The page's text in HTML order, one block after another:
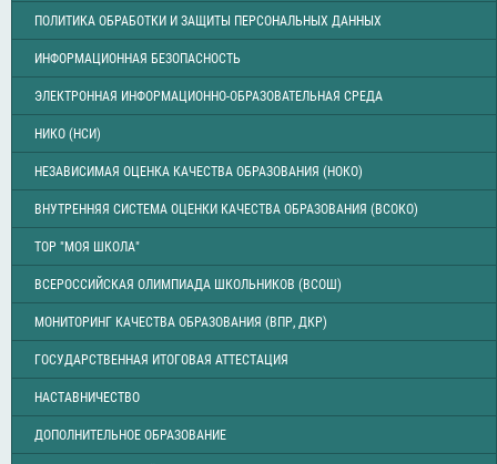
ПОЛИТИКА ОБРАБОТКИ И ЗАЩИТЫ ПЕРСОНАЛЬНЫХ ДАННЫХ
ИНФОРМАЦИОННАЯ БЕЗОПАСНОСТЬ
ЭЛЕКТРОННАЯ ИНФОРМАЦИОННО-ОБРАЗОВАТЕЛЬНАЯ СРЕДА
НИКО (НСИ)
НЕЗАВИСИМАЯ ОЦЕНКА КАЧЕСТВА ОБРАЗОВАНИЯ (НОКО)
ВНУТРЕННЯЯ СИСТЕМА ОЦЕНКИ КАЧЕСТВА ОБРАЗОВАНИЯ (ВСОКО)
ТОР "МОЯ ШКОЛА"
ВСЕРОССИЙСКАЯ ОЛИМПИАДА ШКОЛЬНИКОВ (ВСОШ)
МОНИТОРИНГ КАЧЕСТВА ОБРАЗОВАНИЯ (ВПР, ДКР)
ГОСУДАРСТВЕННАЯ ИТОГОВАЯ АТТЕСТАЦИЯ
НАСТАВНИЧЕСТВО
ДОПОЛНИТЕЛЬНОЕ ОБРАЗОВАНИЕ